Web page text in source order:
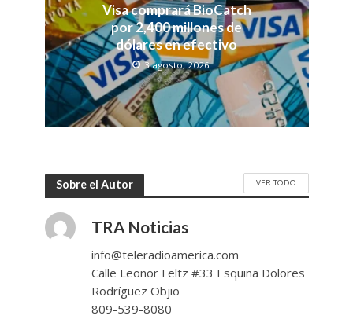
Visa comprará BioCatch
por 2,400 millones de
dólares en efectivo
3 agosto, 2026
Sobre el Autor VER TODO
TRA Noticias
info@teleradioamerica.com
Calle Leonor Feltz #33 Esquina Dolores
Rodríguez Objio
809-539-8080